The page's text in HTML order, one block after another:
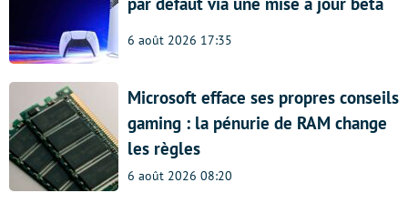
6 août 2026 17:35
Microsoft efface ses propres conseils
gaming : la pénurie de RAM change
les règles
6 août 2026 08:20